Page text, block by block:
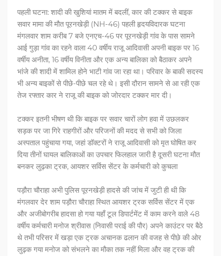
पहली घटना: शादी की खुशियां मातम में बदलीं, कार की टक्कर से बाइक
सवार मामा की मौत पूरनखेड़ी (NH-46) पहली हृदयविदारक घटना
मंगलवार शाम करीब 7 बजे एनएच-46 पर पूरनखेड़ी गांव के पास सामने
आई गुड़ा गांव का रहने वाला 40 वर्षीय राजू आदिवासी अपनी बाइक पर 16
वर्षीय अनीता, 16 वर्षीय विनीता और एक अन्य बालिका को बैठाकर अपने
भांजे की शादी में शामिल होने भाटी गांव जा रहा था। परिवार के बाकी सदस्य
भी अन्य बाइकों से पीछे-पीछे चल रहे थे। इसी दौरान सामने से आ रही एक
तेज रफ्तार कार ने राजू की बाइक को जोरदार टक्कर मार दी।
टक्कर इतनी भीषण थी कि बाइक पर सवार चारों लोग हवा में उछलकर
सड़क पर जा गिरे राहगीरों और परिजनों की मदद से सभी को जिला
अस्पताल पहुंचाया गया, जहां डॉक्टरों ने राजू आदिवासी को मृत घोषित कर
दिया तीनों घायल बालिकाओं का उपचार फिलहाल जारी है दूसरी घटना मौत
बनकर लुढ़का ट्रक, आयशर सर्विस सेंटर के कर्मचारी को कुचला
पड़ौरा चौराहा अभी पुलिस पूरनखेड़ी हादसे की जांच में जुटी ही थी कि
मंगलवार देर शाम पड़ौरा चौराहा स्थित आयशर ट्रक सर्विस सेंटर में एक
और अजीबोगरीब हादसा हो गया यहाँ टूल डिपार्टमेंट में काम करने वाले 48
वर्षीय कर्मचारी मनोज श्रीवास (निवासी पराई की पौर) अपने काउंटर पर बैठे
थे तभी परिसर में खड़ा एक ट्रक अचानक ढलान की वजह से पीछे की ओर
लुढ़क गया मनोज को संभलने का मौका तक नहीं मिला और वह ट्रक की